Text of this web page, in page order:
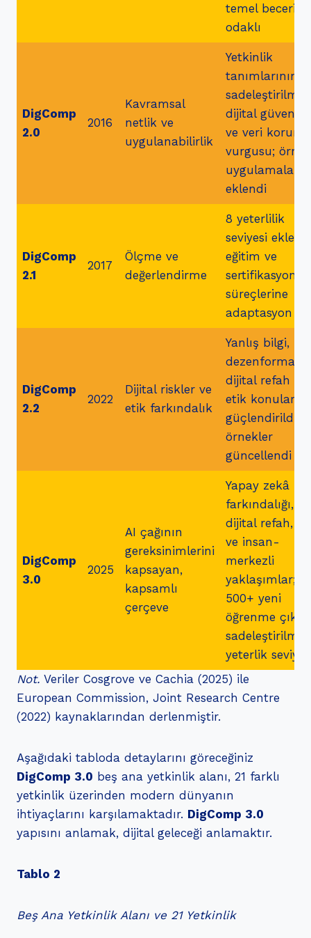
temel beceriler
odaklı
DigComp
2.0
2016
Kavramsal
netlik ve
uygulanabilirlik
Yetkinlik
tanımlarının
dijital güvenlik
ve veri koruma
vurgusu; örnek
uygulamalar
eklendi
DigComp
2.1
2017
Ölçme ve
değerlendirme
8 yeterlilik
seviyesi
eğitim ve
sertifikasyon
süreçlerine
adaptasyon
DigComp
2.2
2022
Dijital riskler ve
etik farkındalık
Yanlış bilgi,
dijital refah ve
etik konular
güçlendirildi;
örnekler
güncellendi
DigComp
3.0
2025
AI çağının
gereksinimlerini
kapsayan,
kapsamlı
çerçeve
Yapay zekâ
farkındalığı,
dijital refah,
ve insan-
merkezli
yaklaşımlar;
500+ yeni
öğrenme
sadeleştirilmiş
yeterlik
Not. Veriler Cosgrove ve Cachia (2025) ile
European Commission, Joint Research Centre
(2022) kaynaklarından derlenmiştir.
Aşağıdaki tabloda detaylarını göreceğiniz
DigComp 3.0 beş ana yetkinlik alanı, 21 farklı
yetkinlik üzerinden modern dünyanın
ihtiyaçlarını karşılamaktadır. DigComp 3.0
yapısını anlamak, dijital geleceği anlamaktır.
Tablo 2
Beş Ana Yetkinlik Alanı ve 21 Yetkinlik